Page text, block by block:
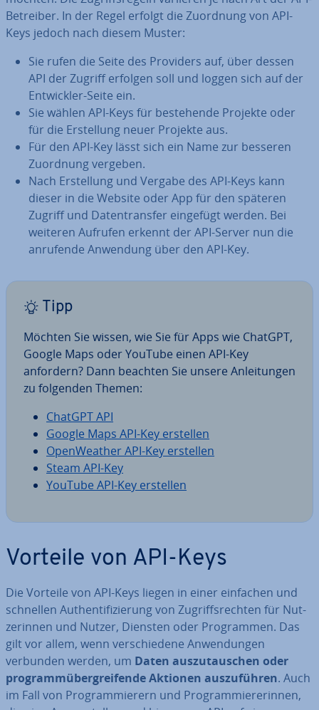
Betreiber. In der Regel erfolgt die Zuordnung von API-
Keys jedoch nach diesem Muster:
Sie rufen die Seite des Providers auf, über dessen
API der Zugriff erfolgen soll und loggen sich auf der
Ent­wick­ler-Seite ein.
Sie wählen API-Keys für be­stehen­de Projekte oder
für die Er­stel­lung neuer Projekte aus.
Für den API-Key lässt sich ein Name zur besseren
Zuordnung vergeben.
Nach Er­stel­lung und Vergabe des API-Keys kann
dieser in die Website oder App für den späteren
Zugriff und Da­ten­trans­fer eingefügt werden. Bei
weiteren Aufrufen erkennt der API-Server nun die
anrufende Anwendung über den API-Key.
Tipp
Möchten Sie wissen, wie Sie für Apps wie ChatGPT,
Google Maps oder YouTube einen API-Key
anfordern? Dann beachten Sie unsere An­lei­tun­gen
zu folgenden Themen:
ChatGPT API
Google Maps API-Key erstellen
Open­Wea­ther API-Key erstellen
Steam API-Key
YouTube API-Key erstellen
Vorteile von API-Keys
Die Vorteile von API-Keys liegen in einer einfachen und
schnellen Au­then­ti­fi­zie­rung von Zu­griffs­rech­ten für Nut­
ze­rin­nen und Nutzer, Diensten oder Pro­gram­men. Das
gilt vor allem, wenn ver­schie­de­ne An­wen­dun­gen
verbunden werden, um Daten aus­zu­tau­schen oder
pro­gramm­über­grei­fen­de Aktionen aus­zu­füh­ren. Auch
im Fall von Pro­gram­mie­rern und Pro­gram­mie­re­rin­nen,